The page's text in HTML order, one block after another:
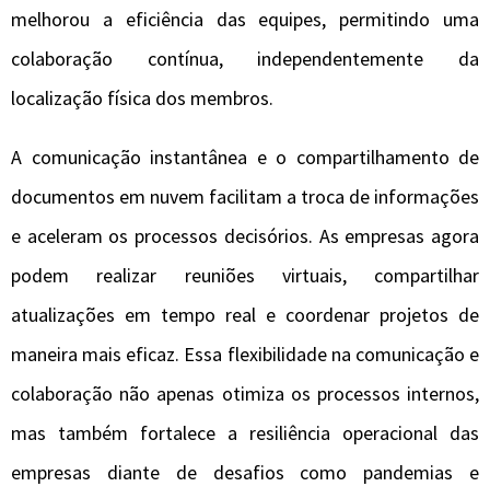
melhorou a eficiência das equipes, permitindo uma
colaboração contínua, independentemente da
localização física dos membros.
A comunicação instantânea e o compartilhamento de
documentos em nuvem facilitam a troca de informações
e aceleram os processos decisórios. As empresas agora
podem realizar reuniões virtuais, compartilhar
atualizações em tempo real e coordenar projetos de
maneira mais eficaz. Essa flexibilidade na comunicação e
colaboração não apenas otimiza os processos internos,
mas também fortalece a resiliência operacional das
empresas diante de desafios como pandemias e